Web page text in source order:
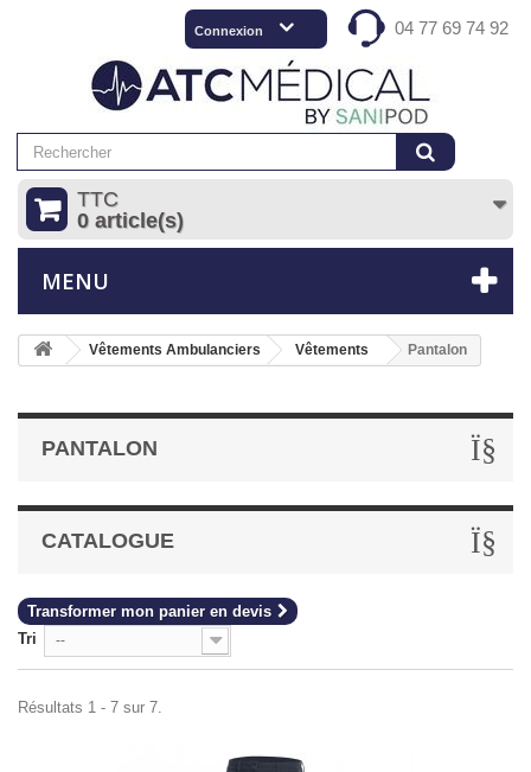
04 77 69 74 92
Connexion
TTC
0 article(s)
MENU
Vêtements Ambulanciers Vêtements Pantalon
PANTALON
CATALOGUE
Transformer mon panier en devis
Tri
--
Résultats 1 - 7 sur 7.